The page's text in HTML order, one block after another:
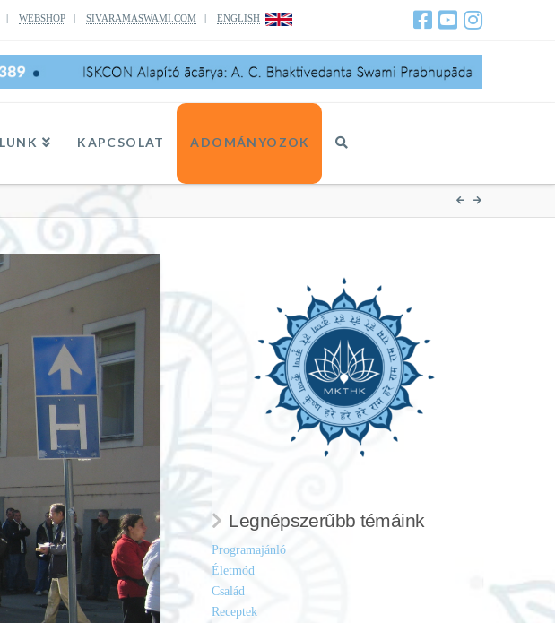
WEBSHOP| SIVARAMASWAMI.COM| ENGLISH
KAPCSOLAT ADOMÁNYOZOK
Legnépszerűbb témáink
Programajánló
Életmód
Család
Receptek